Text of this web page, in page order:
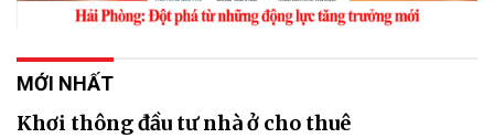
MỚI NHẤT
Khơi thông đầu tư nhà ở cho thuê